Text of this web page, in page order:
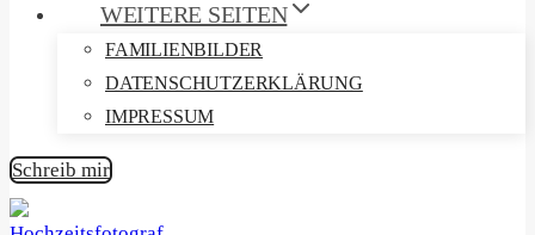
WEITERE SEITEN
FAMILIENBILDER
DATENSCHUTZERKLÄRUNG
IMPRESSUM
Schreib mir